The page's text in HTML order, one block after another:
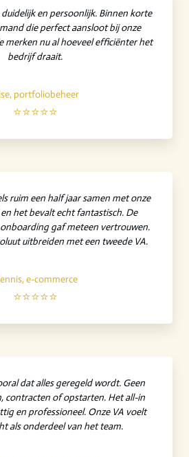
en persoonlijk. Binnen korte
die perfect aansloot bij onze
merken nu al hoeveel efficiënter het
bedrijf draait.
portfoliobeheer
⭐⭐⭐⭐⭐
ruim een half jaar samen met onze
en het bevalt echt fantastisch. De
gaf meteen vertrouwen.
uitbreiden met een tweede VA.
e-commerce
⭐⭐⭐⭐⭐
dat alles geregeld wordt. Geen
contracten of opstarten. Het all-in
en professioneel. Onze VA voelt
als onderdeel van het team.